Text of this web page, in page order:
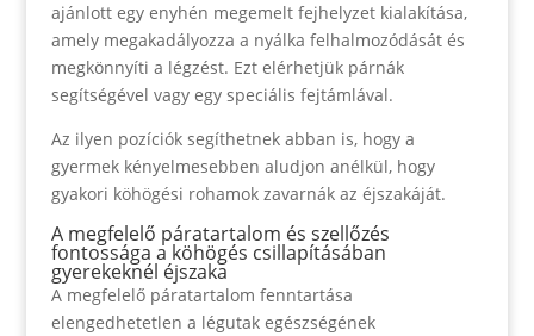
ajánlott egy enyhén megemelt fejhelyzet kialakítása,
amely megakadályozza a nyálka felhalmozódását és
megkönnyíti a légzést. Ezt elérhetjük párnák
segítségével vagy egy speciális fejtámlával.
Az ilyen pozíciók segíthetnek abban is, hogy a
gyermek kényelmesebben aludjon anélkül, hogy
gyakori köhögési rohamok zavarnák az éjszakáját.
A megfelelő páratartalom és szellőzés
fontossága a köhögés csillapításában
gyerekeknél éjszaka
A megfelelő páratartalom fenntartása
elengedhetetlen a légutak egészségének